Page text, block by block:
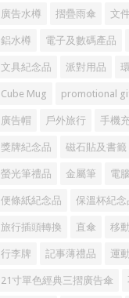
廣告水樽 摺疊雨傘 文
鋁水樽 電子及數碼產品
文具紀念品 派對用品
Cube Mug promotional
廣告帽 戶外旅行 手機
獎牌紀念品 磁石貼及書籤
螢光筆禮品 金屬筆 電
便條紙紀念品 保溫杯紀念
旅行插頭轉換 直傘 移
行李牌 記事薄禮品 運
21寸單色經典三摺廣告傘